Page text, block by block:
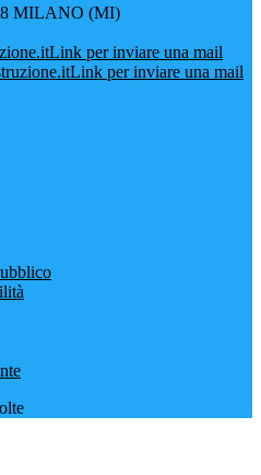
MILANO (MI)
Link per inviare una mail
Link per inviare una mail